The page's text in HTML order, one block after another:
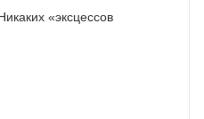
«эксцессов